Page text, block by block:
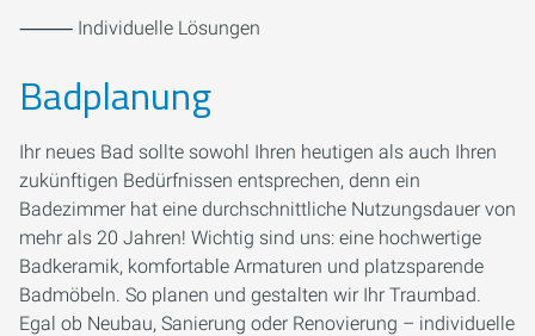
⸻ Individuelle Lösungen
Badplanung
Ihr neues Bad sollte sowohl Ihren heutigen als auch Ihren
zukünftigen Bedürfnissen entsprechen, denn ein
Badezimmer hat eine durchschnittliche Nutzungsdauer von
mehr als 20 Jahren! Wichtig sind uns: eine hochwertige
Badkeramik, komfortable Armaturen und platzsparende
Badmöbeln. So planen und gestalten wir Ihr Traumbad.
Egal ob Neubau, Sanierung oder Renovierung – individuelle